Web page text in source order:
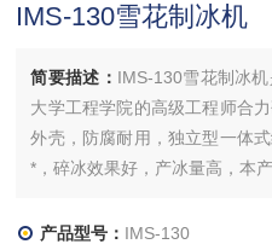
IMS-130雪花制冰机
简要描述： IMS-130雪花制冰
大学工程学院的高级工程师合
外壳，防腐耐用，独立型一体
*，碎冰效果好，产冰量高，本
同客户的需求。
产品型号： IMS-130